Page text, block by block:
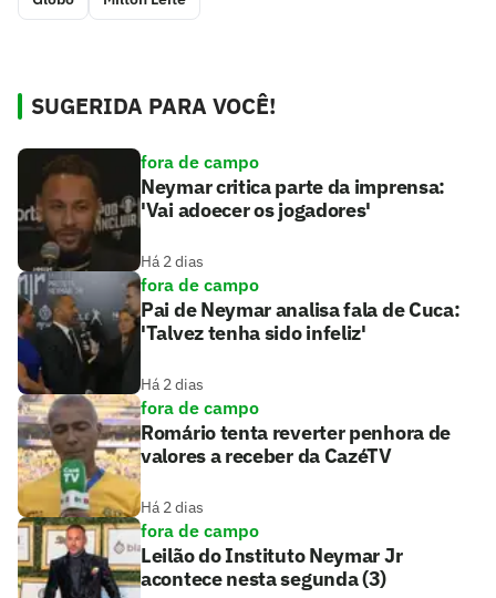
SUGERIDA PARA VOCÊ!
fora de campo
Neymar critica parte da imprensa:
'Vai adoecer os jogadores'
Há 2 dias
fora de campo
Pai de Neymar analisa fala de Cuca:
'Talvez tenha sido infeliz'
Há 2 dias
fora de campo
Romário tenta reverter penhora de
valores a receber da CazéTV
Há 2 dias
fora de campo
Leilão do Instituto Neymar Jr
acontece nesta segunda (3)